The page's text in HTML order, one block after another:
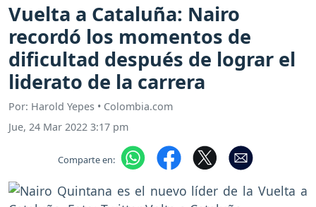
Vuelta a Cataluña: Nairo
recordó los momentos de
dificultad después de lograr el
liderato de la carrera
Por: Harold Yepes • Colombia.com
Jue, 24 Mar 2022 3:17 pm
Comparte en: